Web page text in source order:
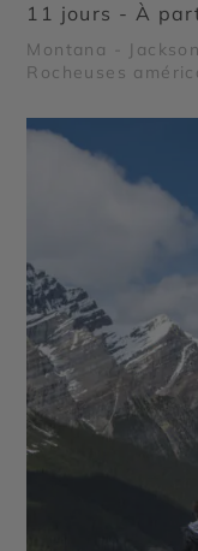
11 jours - À
Montana -
Rocheuses